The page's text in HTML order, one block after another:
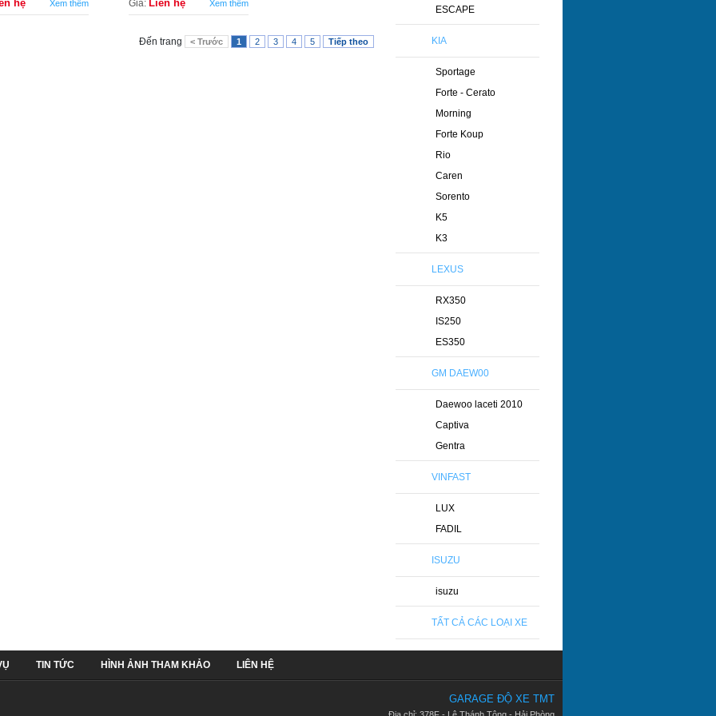
hệ Xem thêm Giá: Liên hệ Xem thêm
Đến trang < Trước 1 2 3 4 5 Tiếp theo
ESCAPE
KIA
Sportage
Forte - Cerato
Morning
Forte Koup
Rio
Caren
Sorento
K5
K3
LEXUS
RX350
IS250
ES350
GM DAEW00
Daewoo laceti 2010
Captiva
Gentra
VINFAST
LUX
FADIL
ISUZU
isuzu
TẤT CẢ CÁC LOẠI XE
TIN TỨC HÌNH ẢNH THAM KHẢO LIÊN HỆ
GARAGE ĐỘ XE TMT